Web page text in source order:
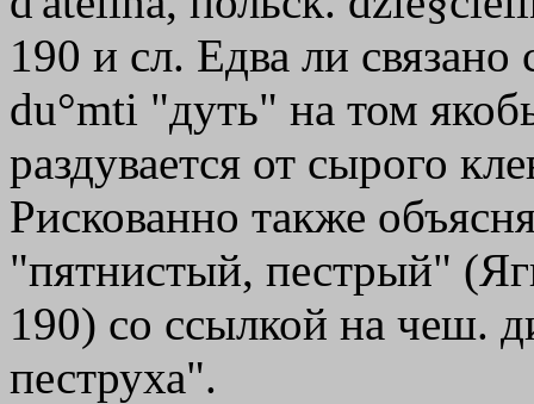
190 и сл. Едва ли связано
du°mti "дуть" на том
раздувается от сырого
Рискованно также
"пятнистый, пестрый"
190) со ссылкой на чеш.
пеструха".